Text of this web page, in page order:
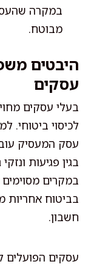
במקרה
מבוטח.
היבטים
עסקים
בעלי עסקים
לכיסוי ביטוחי.
עסק המעסיק
בגין פגיעות
במקרים
בביטוח אחריות
חשבון.
עסקים הפועלים